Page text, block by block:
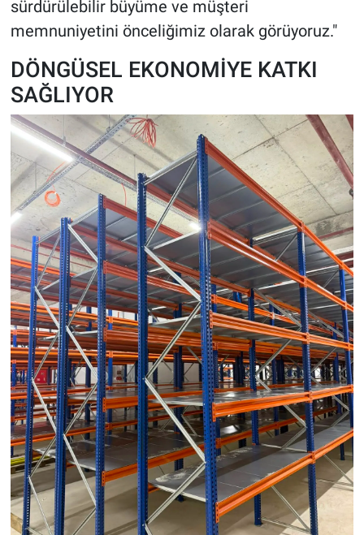
sürdürülebilir büyüme ve müşteri
memnuniyetini önceliğimiz olarak görüyoruz."
DÖNGÜSEL EKONOMİYE KATKI
SAĞLIYOR